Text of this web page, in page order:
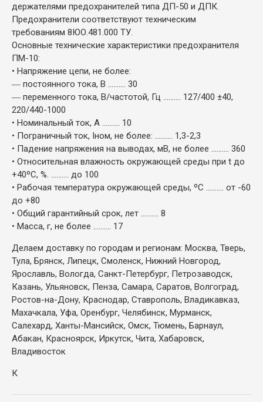
держателями предохранителей типа ДП-50 и ДПК.
Предохранители соответствуют техническим
требованиям 8ЮО.481.000 ТУ.
Основные технические характеристики предохранителя
ПМ-10:
• Напряжение цепи, не более:
― постоянного тока, В .......... 30
― переменного тока, В/частотой, Гц .......... 127/400 ±40,
220/440-1000
• Номинальный ток, А .......... 10
• Пограничный ток, Iном, не более: .......... 1,3-2,3
• Падение напряжения на выводах, мВ, не более .......... 360
• Относительная влажность окружающей среды при t до
+40ºС, %. .......... до 100
• Рабочая температура окружающей среды, ºС .......... от -60
до +80
• Общий гарантийный срок, лет .......... 8
• Масса, г, не более .......... 17
Делаем доставку по городам и регионам: Москва, Тверь,
Тула, Брянск, Липецк, Смоленск, Нижний Новгород,
Ярославль, Вологда, Санкт-Петербург, Петрозаводск,
Казань, Ульяновск, Пенза, Самара, Саратов, Волгоград,
Ростов-на-Дону, Краснодар, Ставрополь, Владикавказ,
Махачкала, Уфа, Оренбург, Челябинск, Мурманск,
Салехард, Ханты-Мансийск, Омск, Тюмень, Барнаул,
Абакан, Красноярск, Иркутск, Чита, Хабаровск,
Владивосток
К